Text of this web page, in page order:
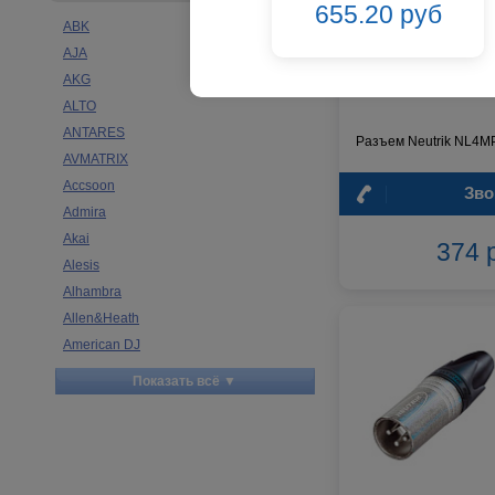
ABK
AJA
AKG
ALTO
ANTARES
AVMATRIX
Accsoon
Admira
Akai
Alesis
Alhambra
Allen&Heath
American DJ
Ampeg
Apart
Показать всё ▼
1 400 руб 655.20 руб
Разъем Neutrik
374